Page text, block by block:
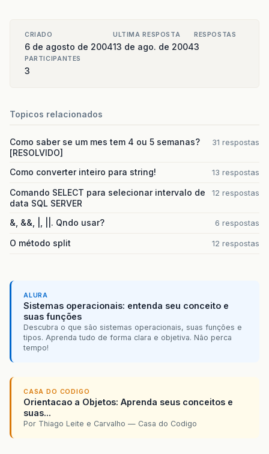
CRIADO
6 de agosto de 2004
ULTIMA RESPOSTA
13 de ago. de 2004
RESPOSTAS
3
PARTICIPANTES
3
Topicos relacionados
Como saber se um mes tem 4 ou 5 semanas?
[RESOLVIDO]
31 respostas
Como converter inteiro para string! 13 respostas
Comando SELECT para selecionar intervalo de
data SQL SERVER
12 respostas
&, &&, |, ||. Qndo usar? 6 respostas
O método split 12 respostas
ALURA
Sistemas operacionais: entenda seu conceito e
suas funções
Descubra o que são sistemas operacionais, suas funções e
tipos. Aprenda tudo de forma clara e objetiva. Não perca
tempo!
CASA DO CODIGO
Orientacao a Objetos: Aprenda seus conceitos e
suas...
Por Thiago Leite e Carvalho — Casa do Codigo